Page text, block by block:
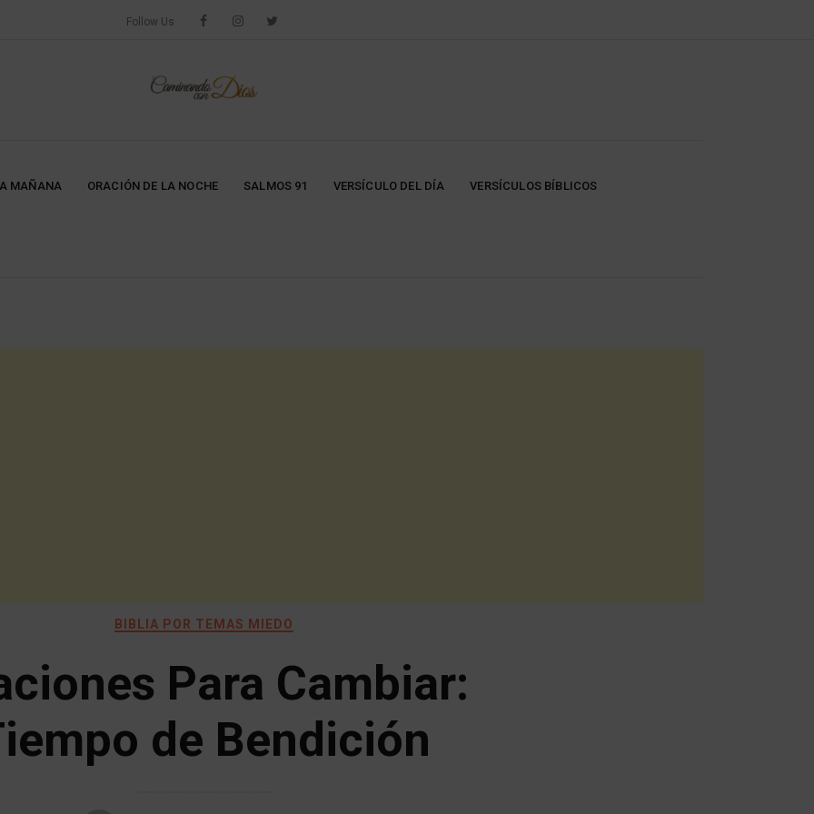
Follow Us
MAÑANA ORACIÓN DE LA NOCHE SALMOS 91 VERSÍCULO DEL DÍA VERSÍCULOS BÍBLICOS
BIBLIA POR TEMAS MIEDO
Para Cambiar:
de Bendición